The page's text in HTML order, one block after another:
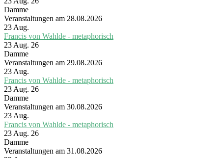
Damme
Veranstaltungen am 28.08.2026
23 Aug.
Francis von Wahlde - metaphorisch
23 Aug. 26
Damme
Veranstaltungen am 29.08.2026
23 Aug.
Francis von Wahlde - metaphorisch
23 Aug. 26
Damme
Veranstaltungen am 30.08.2026
23 Aug.
Francis von Wahlde - metaphorisch
23 Aug. 26
Damme
Veranstaltungen am 31.08.2026